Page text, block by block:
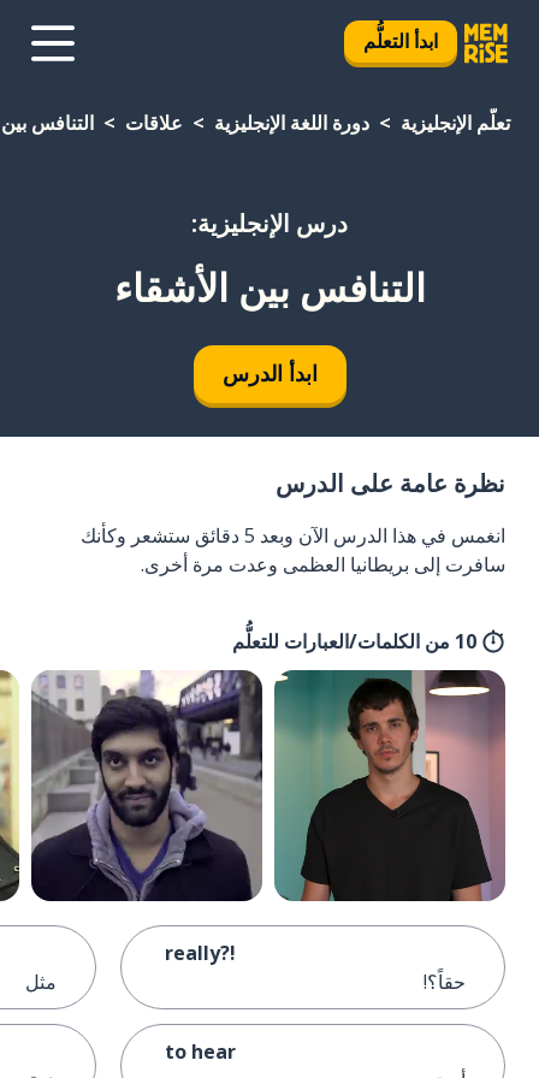
ابدأ التعلُّم
تعلَّم الإنجليزية دورة اللغة الإنجليزية علاقات التنافس
درس الإنجليزية:
التنافس بين الأشقاء
ابدأ الدرس
نظرة عامة على الدرس
انغمس في هذا الدرس الآن وبعد 5 دقائق ستشعر وكأنك
سافرت إلى بريطانيا العظمى وعدت مرة أخرى.
10 من الكلمات/العبارات للتعلُّم
really?!
حقاً؟!
to hear
مثل